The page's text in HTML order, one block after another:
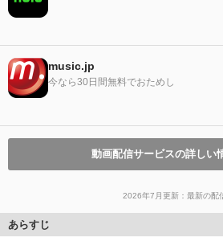
music.jp
今なら30日間無料でおためし
動画配信サービスの詳しい
2026年7月更新：最新の配
あらすじ